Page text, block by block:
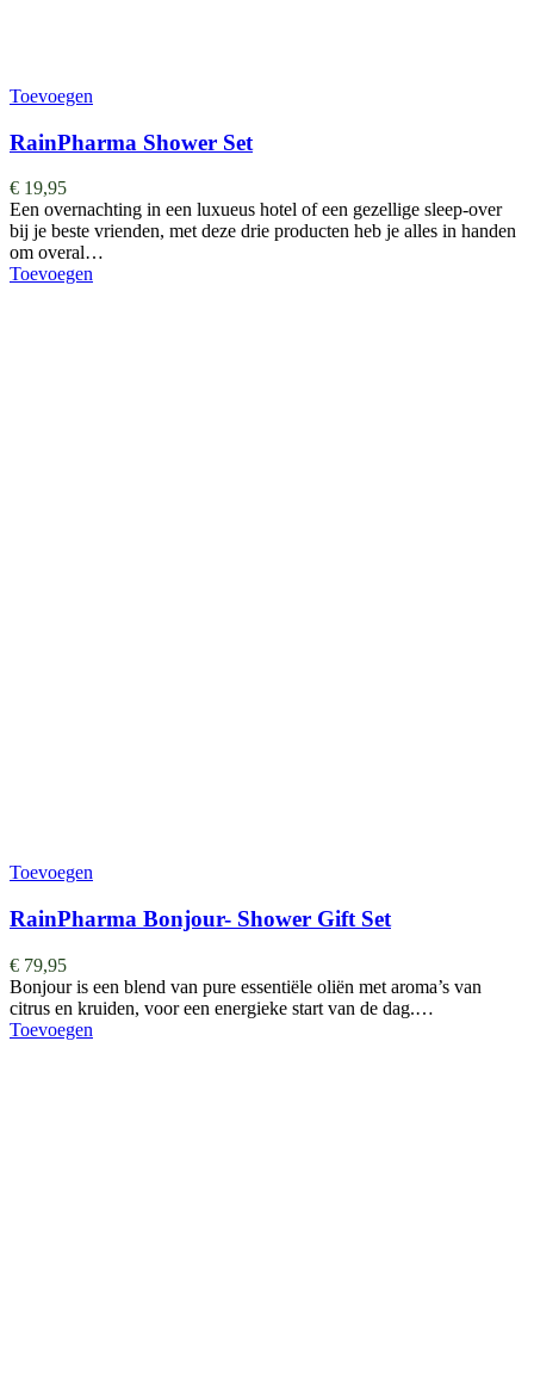
Toevoegen
RainPharma Shower Set
€ 19,95
Een overnachting in een luxueus hotel of een gezellige sleep-over
bij je beste vrienden, met deze drie producten heb je alles in handen
om overal…
Toevoegen
Toevoegen
RainPharma Bonjour- Shower Gift Set
€ 79,95
Bonjour is een blend van pure essentiële oliën met aroma’s van
citrus en kruiden, voor een energieke start van de dag.…
Toevoegen